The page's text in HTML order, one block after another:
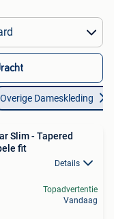
Overige Dameskleding
Slim - Tapered
fit
Details
Topadvertentie
Vandaag